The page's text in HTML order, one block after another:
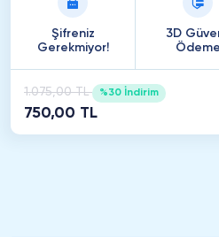
Şifreniz
Gerekmiyor!
3D
Ödeme
1.075,00 TL %30 İndirim
750,00 TL